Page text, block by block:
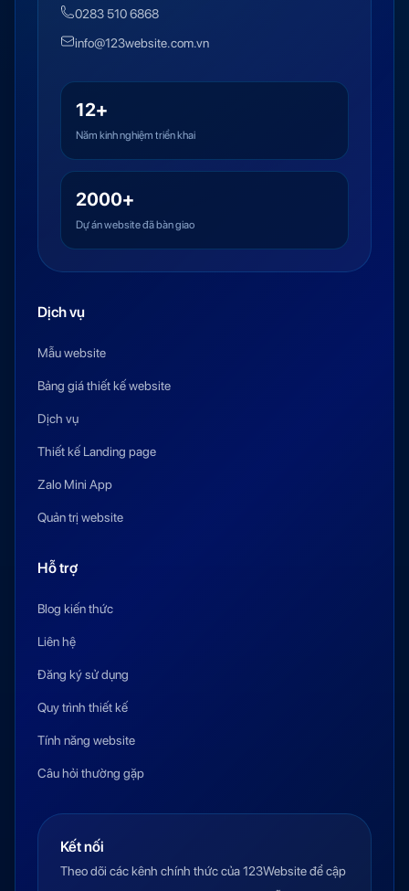
0283 510 6868
info@123website.com.vn
12+
Năm kinh nghiệm triển khai
2000+
Dự án website đã bàn giao
Dịch vụ
Mẫu website
Bảng giá thiết kế website
Dịch vụ
Thiết kế Landing page
Zalo Mini App
Quản trị website
Hỗ trợ
Blog kiến thức
Liên hệ
Đăng ký sử dụng
Quy trình thiết kế
Tính năng website
Câu hỏi thường gặp
Kết nối
Theo dõi các kênh chính thức của 123Website để cập